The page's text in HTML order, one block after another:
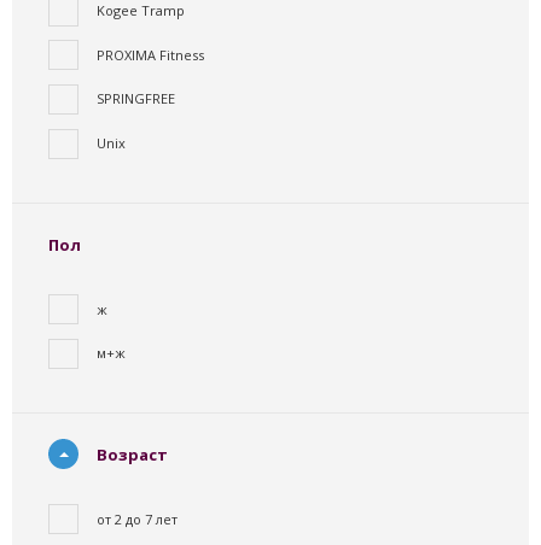
Kogee Tramp
PROXIMA Fitness
SPRINGFREE
Unix
Пол
ж
м+ж
Возраст
от 2 до 7 лет